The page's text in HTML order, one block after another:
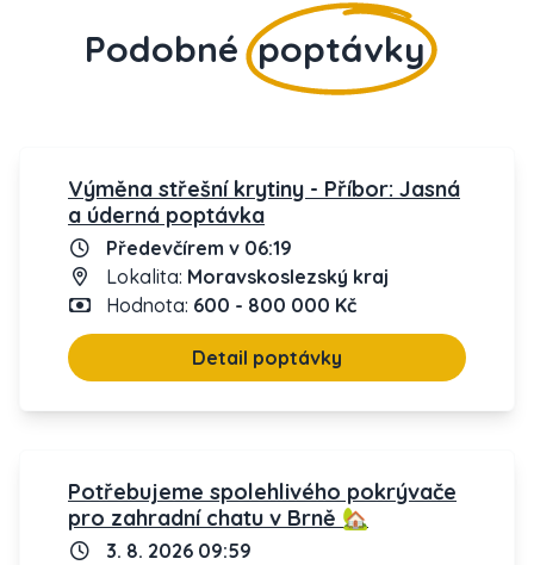
Podobné poptávky
Výměna střešní krytiny - Příbor: Jasná
a úderná poptávka
Předevčírem v 06:19
Lokalita: Moravskoslezský kraj
Hodnota: 600 - 800 000 Kč
Detail poptávky
Potřebujeme spolehlivého pokrývače
pro zahradní chatu v Brně 🏡
3. 8. 2026 09:59